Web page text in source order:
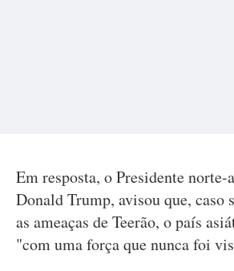
Em resposta, o Presidente norte-
Donald Trump, avisou que, caso
as ameaças de Teerão, o país
"com uma força que nunca foi